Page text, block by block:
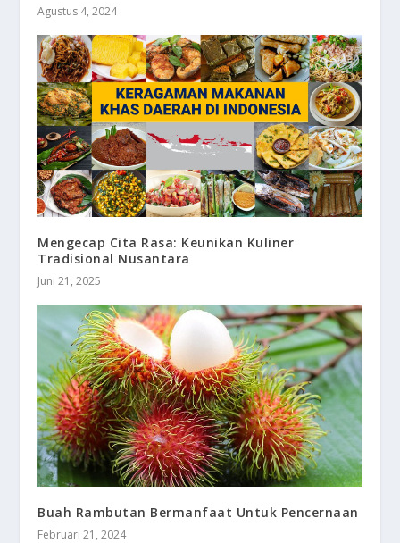
Agustus 4, 2024
Mengecap Cita Rasa: Keunikan Kuliner
Tradisional Nusantara
Juni 21, 2025
Buah Rambutan Bermanfaat Untuk Pencernaan
Februari 21, 2024